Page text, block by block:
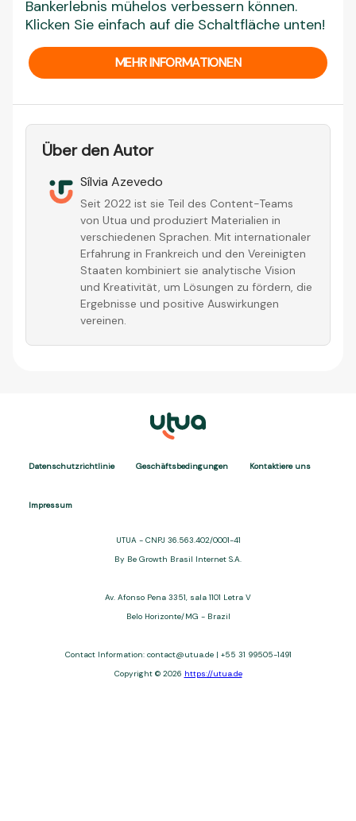
Bankerlebnis mühelos verbessern können.
Klicken Sie einfach auf die Schaltfläche unten!
MEHR INFORMATIONEN
Über den Autor
Sílvia Azevedo
Seit 2022 ist sie Teil des Content-Teams
von Utua und produziert Materialien in
verschiedenen Sprachen. Mit internationaler
Erfahrung in Frankreich und den Vereinigten
Staaten kombiniert sie analytische Vision
und Kreativität, um Lösungen zu fördern, die
Ergebnisse und positive Auswirkungen
vereinen.
Datenschutzrichtlinie Geschäftsbedingungen Kontaktiere uns
Impressum
UTUA - CNPJ 36.563.402/0001-41
By Be Growth Brasil Internet S.A.
Av. Afonso Pena 3351, sala 1101 Letra V
Belo Horizonte/MG - Brazil
Contact Information: contact@utua.de | +55 31 99505-1491
Copyright © 2026 https://utua.de